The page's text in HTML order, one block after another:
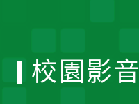
校園影音